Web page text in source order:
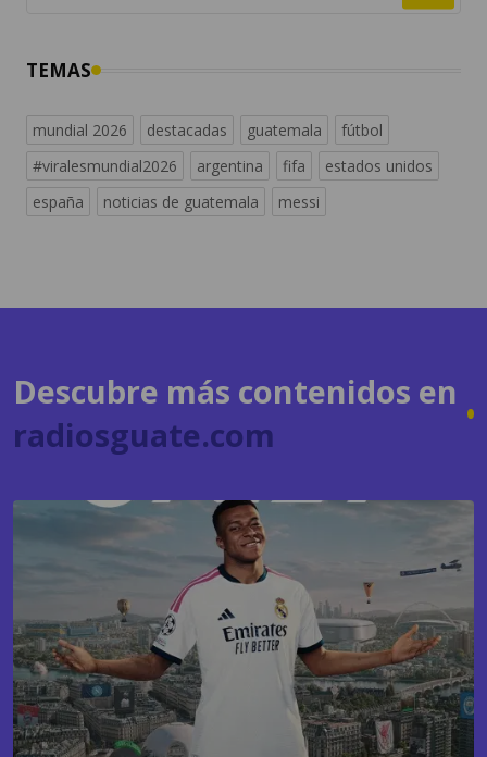
mundial 2026
españa
noticias de guatemala messi
radiosguate.com
GAMING